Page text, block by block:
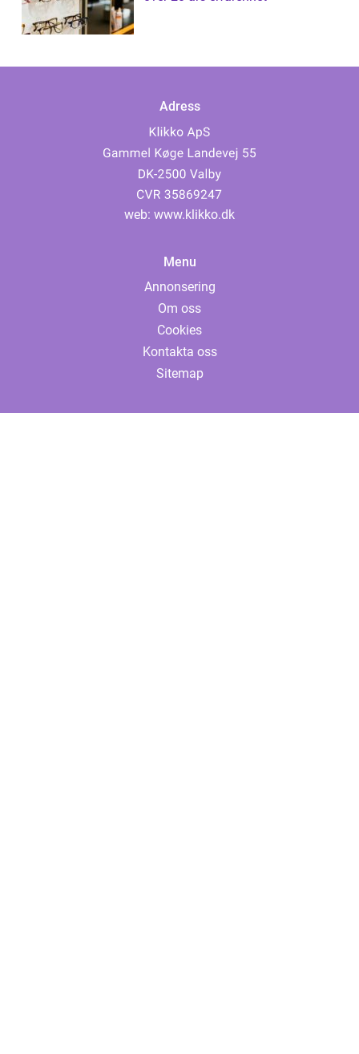
Adress
web: www.klikko.dk
Menu
Annonsering
Om oss
Cookies
Kontakta oss
Sitemap